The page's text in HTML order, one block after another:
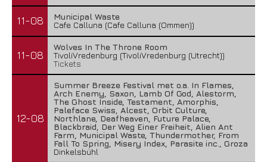
11-08
Municipal Waste
Cafe Calluna (Cafe Calluna (Ommen))
11-08
Wolves In The Throne Room
TivoliVredenburg (TivoliVredenburg (Utrecht))
Tickets
12-08
Summer Breeze Festival met o.a. In Flames,
Arch Enemy, Saxon, Lamb Of God, Alestorm,
The Ghost Inside, Testament, Amorphis,
Paleface Swiss, Alcest, Orbit Culture,
Northlane, Deafheaven, Future Palace,
Blackbraid, Der Weg Einer Freiheit, Alien Ant
Farm, Municipal Waste, Thundermother, From
Fall To Spring, Misery Index, Parasite inc., Groza
Dinkelsbühl